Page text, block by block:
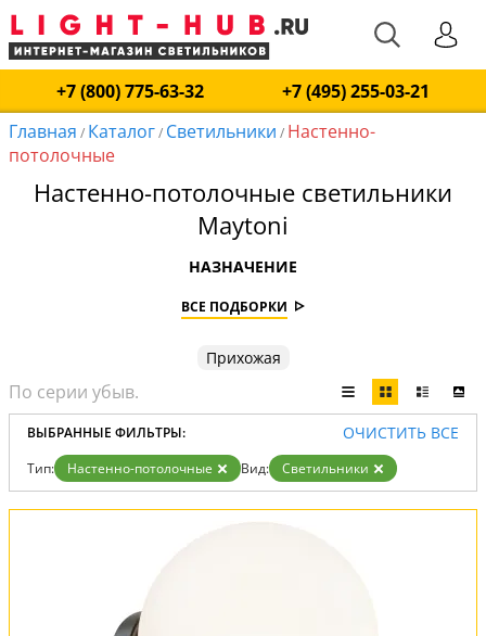
+7 (800) 775-63-32
+7 (495) 255-03-21
Главная / Каталог/ Светильники / Настенно-
потолочные
Настенно-потолочные светильники
Maytoni
НАЗНАЧЕНИЕ
ВСЕ ПОДБОРКИ
Прихожая
ВЫБРАННЫЕ ФИЛЬТРЫ: ОЧИСТИТЬ ВСЕ
Тип: Настенно-потолочные Вид: Светильники